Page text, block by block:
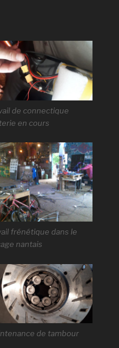
de connectique
en cours
frénétique dans le
nantais
de tambour